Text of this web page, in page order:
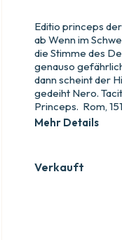
Verkauft
Editio princeps
ab Wenn im
die Stimme des
genauso
dann scheint der
gedeiht Nero.
Princeps. Rom,
Mehr Details